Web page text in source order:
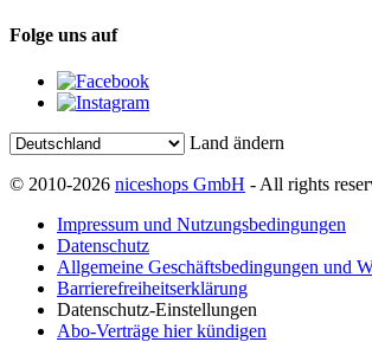
Folge uns auf
Land ändern
© 2010-2026 niceshops GmbH - All rights
Impressum und Nutzungsbedingungen
Datenschutz
Allgemeine Geschäftsbedingungen und
Barrierefreiheitserklärung
Datenschutz-Einstellungen
Abo-Verträge hier kündigen